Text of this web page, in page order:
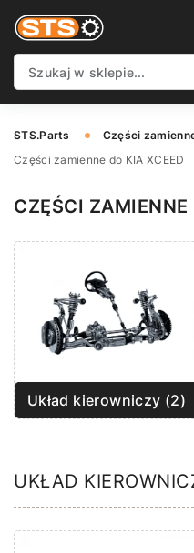
STS.Parts
Części
Części zamienne do KIA XCEED
CZĘŚCI ZAMIENNE
Układ kierowniczy (2)
UKŁAD